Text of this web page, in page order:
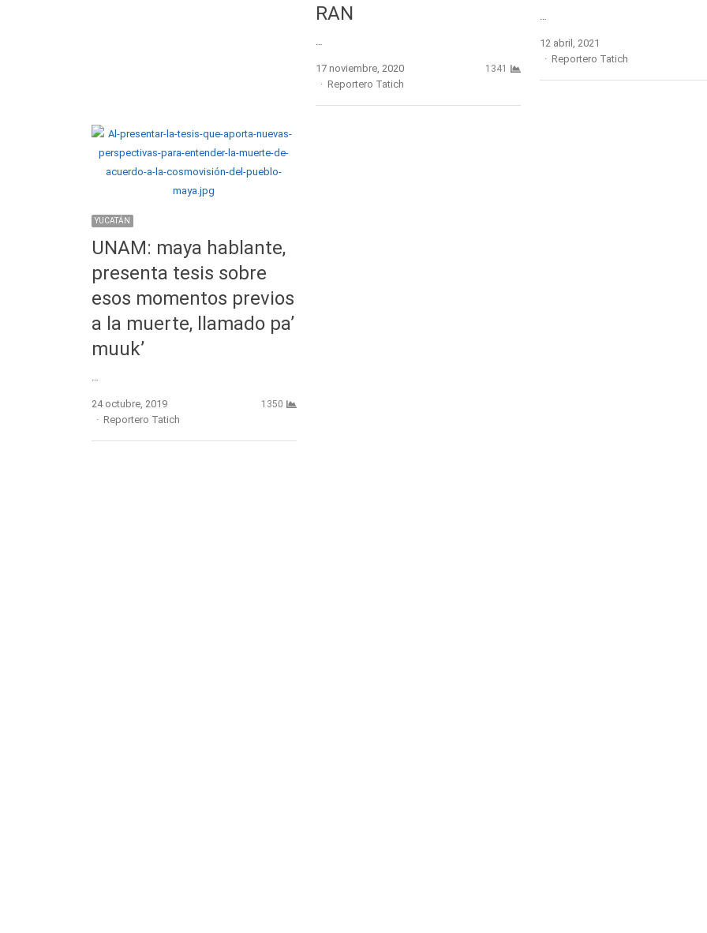
RAN
17 noviembre, 2020
Author
Reportero Tatich
1341
12 abril, 2021
Author
Reportero Tatich
YUCATÁN
UNAM: maya hablante,
presenta tesis sobre
esos momentos previos
a la muerte, llamado pa’
muuk’
24 octubre, 2019
Author
Reportero Tatich
1350